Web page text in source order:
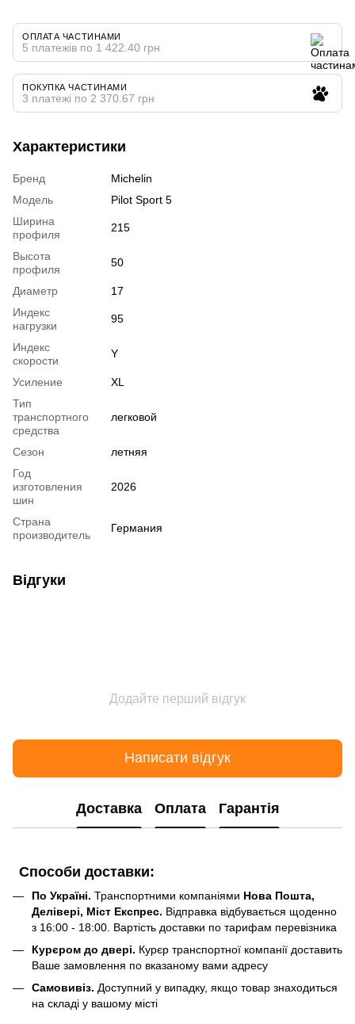
ОПЛАТА ЧАСТИНАМИ
5 платежів по 1 422.40 грн
ПОКУПКА ЧАСТИНАМИ
3 платежі по 2 370.67 грн
Характеристики
Бренд
Michelin
Модель
Pilot Sport 5
Ширина
профиля
215
Высота
профиля
50
Диаметр
17
Индекс
нагрузки
95
Индекс
скорости
Y
Усиление
XL
Тип
транспортного
средства
легковой
Сезон
летняя
Год
изготовления
шин
2026
Страна
производитель
Германия
Відгуки
Додайте перший відгук
Написати відгук
Доставка Оплата Гарантія
Способи доставки:
По Україні. Транспортними компаніями Нова Пошта,
Делівері, Міст Експрес. Відправка відбувається щоденно
з 16:00 - 18:00. Вартість доставки по тарифам перевізника
Курєром до двері. Курєр транспортної компанії доставить
Ваше замовлення по вказаному вами адресу
Самовивіз. Доступний у випадку, якщо товар знаходиться
на складі у вашому місті